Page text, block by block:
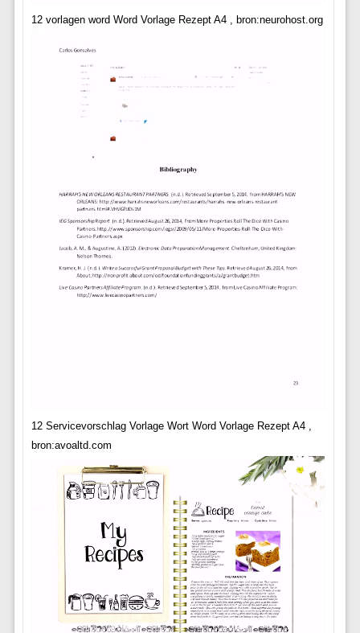
12 vorlagen word Word Vorlage Rezept A4 , bron:neurohost.org
12 Servicevorschlag Vorlage Wort Word Vorlage Rezept A4 ,
bron:avoaltd.com